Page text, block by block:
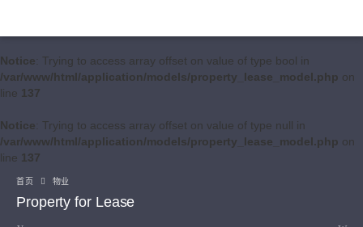
Notice: Trying to access array offset on value of type bool in
/var/www/html/application/models/property_lease_model.php on
line 137
Notice: Trying to access array offset on value of type null in
/var/www/html/application/models/property_lease_model.php on
line 137
首页 物业
Property for Lease